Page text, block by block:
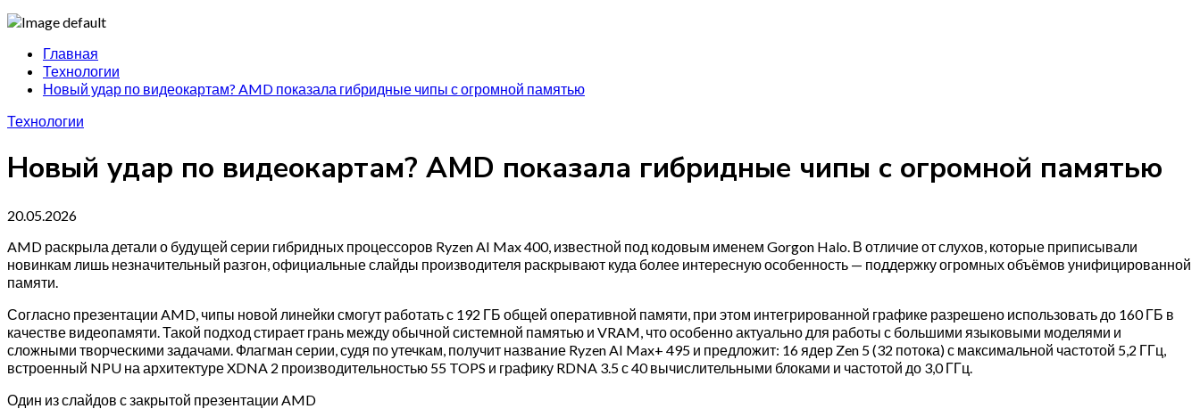
Главная
Технологии
Новый удар по видеокартам? AMD показала гибридные чипы с огромной памятью
Технологии
Новый удар по видеокартам? AMD показала гибридные чипы с огромной памятью
20.05.2026
AMD раскрыла детали о будущей серии гибридных процессоров Ryzen AI Max 400, известной под кодовым именем Gorgon Halo. В отличие от слухов, которые приписывали
новинкам лишь незначительный разгон, официальные слайды производителя раскрывают куда более интересную особенность — поддержку огромных объёмов унифицированной
памяти.
Согласно презентации AMD, чипы новой линейки смогут работать с 192 ГБ общей оперативной памяти, при этом интегрированной графике разрешено использовать до 160 ГБ в
качестве видеопамяти. Такой подход стирает грань между обычной системной памятью и VRAM, что особенно актуально для работы с большими языковыми моделями и
сложными творческими задачами. Флагман серии, судя по утечкам, получит название Ryzen AI Max+ 495 и предложит: 16 ядер Zen 5 (32 потока) с максимальной частотой 5,2 ГГц,
встроенный NPU на архитектуре XDNA 2 производительностью 55 TOPS и графику RDNA 3.5 с 40 вычислительными блоками и частотой до 3,0 ГГц.
Один из слайдов с закрытой презентации AMD